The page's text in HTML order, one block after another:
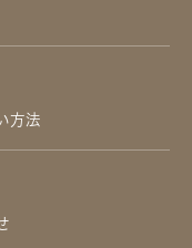
方法